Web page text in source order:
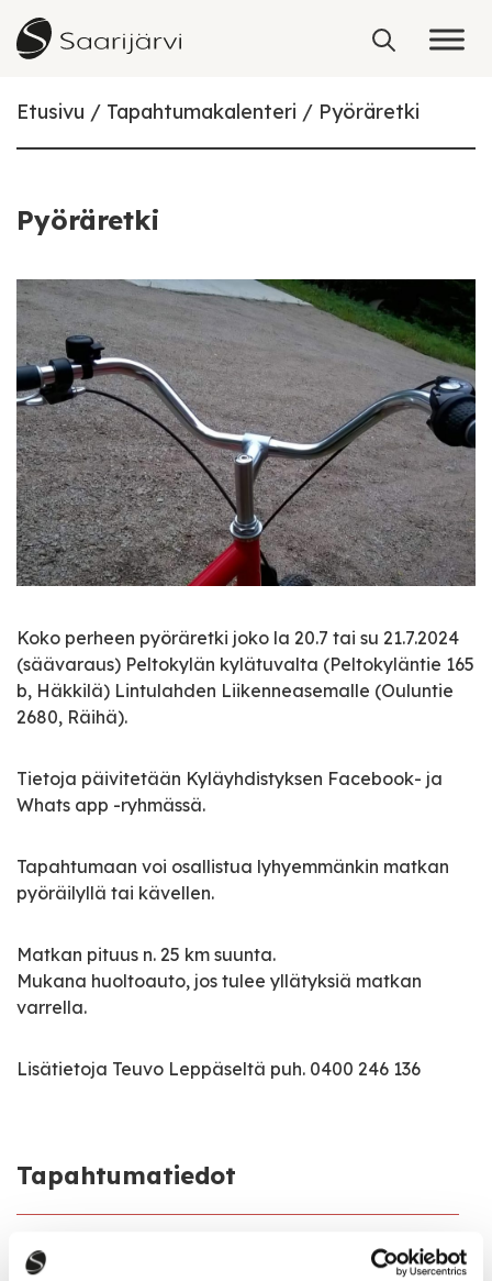
Skip to content
Etusivu Tapahtumakalenteri Pyöräretki
Pyöräretki
Koko perheen pyöräretki joko la 20.7 tai su 21.7.2024
(säävaraus) Peltokylän kylätuvalta (Peltokyläntie 165
b, Häkkilä) Lintulahden Liikenneasemalle (Ouluntie
2680, Räihä).
Tietoja päivitetään Kyläyhdistyksen Facebook- ja
Whats app -ryhmässä.
Tapahtumaan voi osallistua lyhyemmänkin matkan
pyöräilyllä tai kävellen.
Matkan pituus n. 25 km suunta.
Mukana huoltoauto, jos tulee yllätyksiä matkan
varrella.
Lisätietoja Teuvo Leppäseltä puh. 0400 246 136
Tapahtumatiedot
Tapahtuman järjestäjä
Kyläyhdistys Pyhä-Häkki ry